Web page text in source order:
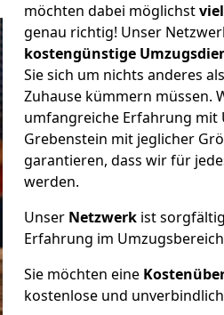
möchten dabei möglichst
genau richtig! Unser
kostengünstige
Sie sich um nichts anderes
Zuhause kümmern müssen.
umfangreiche Erfahrung mit
Grebenstein mit jeglicher
garantieren, dass wir für
werden.
Unser Netzwerk ist
Erfahrung im
Sie möchten eine
kostenlose und